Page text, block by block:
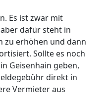
Es ist zwar mit
dafür steht in
zu erhöhen und dann
Sollte es noch
Geisenhain geben,
direkt in
Vermieter aus